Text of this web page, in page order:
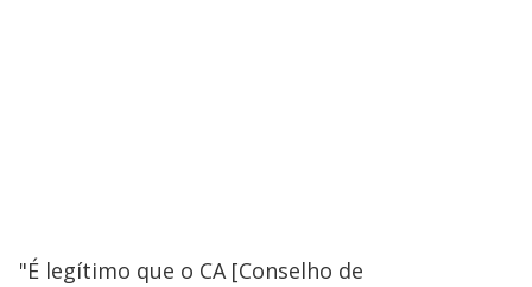
"É legítimo que o CA [Conselho de